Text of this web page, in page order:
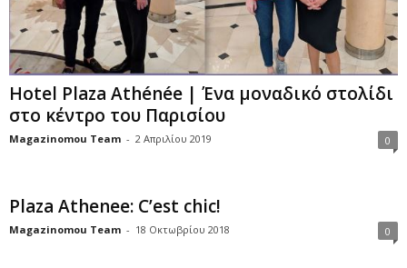
Hotel Plaza Athénée | Ένα μοναδικό στολίδι
στο κέντρο του Παρισίου
Magazinomou Team - 2 Απριλίου 2019 0
Plaza Athenee: C’est chic!
Magazinomou Team - 18 Οκτωβρίου 2018 0